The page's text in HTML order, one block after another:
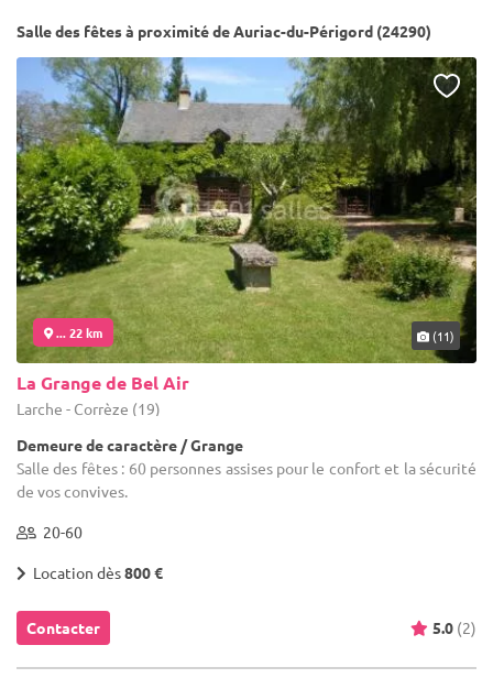
Salle des fêtes à proximité de Auriac-du-Périgord (24290)
... 22 km (11)
La Grange de Bel Air
Larche - Corrèze (19)
Demeure de caractère / Grange
Salle des fêtes : 60 personnes assises pour le confort et la sécurité
de vos convives.
20-60
Location dès800 €
Contacter 5.0 (2)